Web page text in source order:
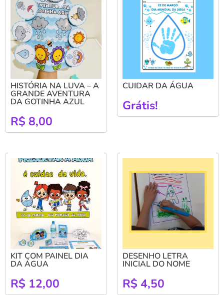
HISTÓRIA NA LUVA – A
GRANDE AVENTURA
DA GOTINHA AZUL
R$ 8,00
CUIDAR DA ÁGUA
Grátis!
KIT COM PAINEL DIA
DA ÁGUA
R$ 12,00
DESENHO LETRA
INICIAL DO NOME
R$ 4,50